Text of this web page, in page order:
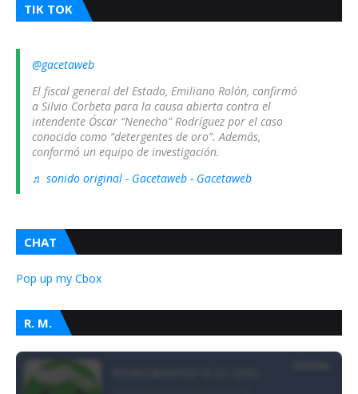
TIK TOK
@gacetaweb
El fiscal general del Estado, Emiliano Rolón, confirmó
a Silvio Corbeta para la causa abierta contra el
intendente Óscar “Nenecho” Rodríguez por el caso
conocido como “detergentes de oro”. Además,
conformó un equipo de investigación.
♬ sonido original - Gacetaweb - Gacetaweb
CHAT
Pop up my Cbox
R. M.